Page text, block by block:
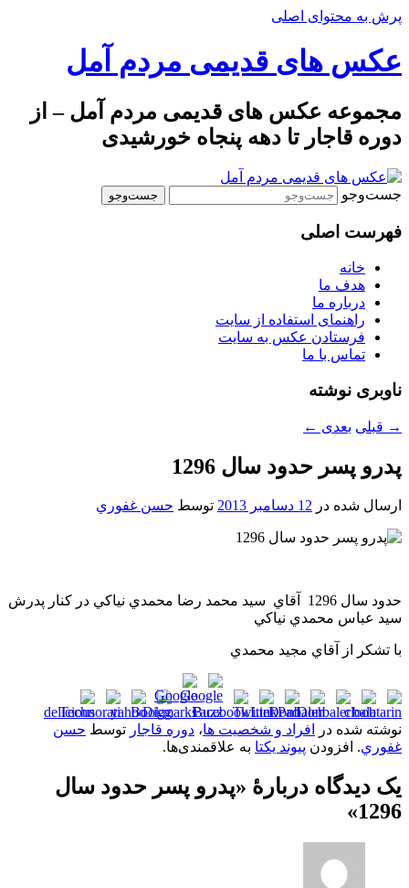
پرش به محتوای اصلی
عکس های قدیمی مردم آمل
مجموعه عکس های قدیمی مردم آمل – از
دوره قاجار تا دهه پنجاه خورشیدی
جست‌وجو
فهرست اصلی
خانه
هدف ما
درباره ما
راهنمای استفاده از سایت
فرستادن عکس به سایت
تماس با ما
ناوبری نوشته
→ قبلی بعدی ←
پدرو پسر حدود سال 1296
ارسال شده در 12 دسامبر 2013 توسط حسن غفوري
حدود سال 1296 آقاي سيد محمد رضا محمدي نياکي در کنار پدرش
سيد عباس محمدي نياکي
با تشکر از آقاي مجيد محمدي
نوشته شده در افراد و شخصیت ها، دوره قاجار توسط حسن
غفوري. افزودن پیوند یکتا به علاقمندی‌ها.
یک دیدگاه دربارهٔ «پدرو پسر حدود سال
1296
»